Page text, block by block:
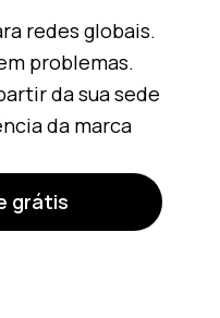
redes globais.
problemas.
da sua sede
da marca
grátis